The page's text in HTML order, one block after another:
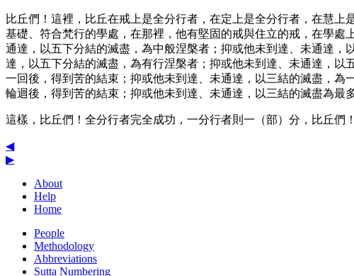
比丘們！這裡，比丘在戒上是全分行者，在定上是全分行者，在慧
基礎、符合梵行的學處，在那裡，他有堅固的戒與住立的戒，在學
通達，以五下分結的滅盡，為中般涅槃者；抑或他未到達、未通達
達，以五下分結的滅盡，為有行涅槃者；抑或他未到達、未通達，
一回後，得到苦的結束；抑或他未到達、未通達，以三結的滅盡，
輪迴後，得到苦的結束；抑或他未到達、未通達，以三結的滅盡為最
這樣，比丘們！全分行者完全成功，一分行者則一（部）分，比丘們
◀
▶
About
Help
Home
People
Methodology
Abbreviations
Sutta Numbering